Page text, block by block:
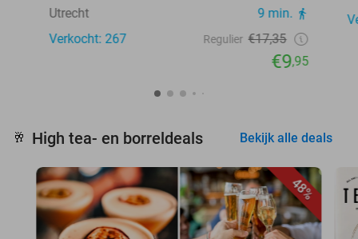
Utrecht
9 min.
Verkocht: 267
Regulier €17,35
€9,95
🥂 High tea- en borreldeals Bekijk alle deals
48%